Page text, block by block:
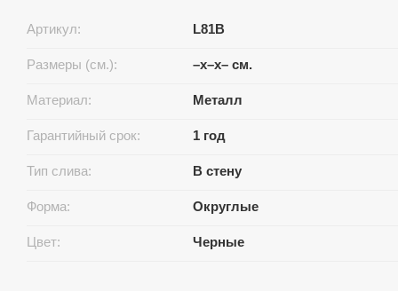
Артикул: L81B
Размеры (см.): –x–x– см.
Материал: Металл
Гарантийный срок: 1 год
Тип слива: В стену
Форма: Округлые
Цвет: Черные